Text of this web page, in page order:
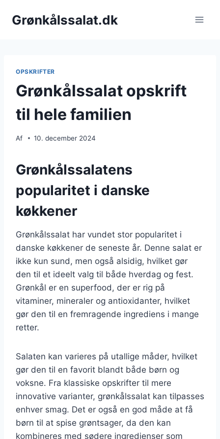
Grønkålssalat.dk
OPSKRIFTER
Grønkålssalat opskrift
til hele familien
Af 10. december 2024
Grønkålssalatens
popularitet i danske
køkkener
Grønkålssalat har vundet stor popularitet i
danske køkkener de seneste år. Denne salat er
ikke kun sund, men også alsidig, hvilket gør
den til et ideelt valg til både hverdag og fest.
Grønkål er en superfood, der er rig på
vitaminer, mineraler og antioxidanter, hvilket
gør den til en fremragende ingrediens i mange
retter.
Salaten kan varieres på utallige måder, hvilket
gør den til en favorit blandt både børn og
voksne. Fra klassiske opskrifter til mere
innovative varianter, grønkålssalat kan tilpasses
enhver smag. Det er også en god måde at få
børn til at spise grøntsager, da den kan
kombineres med sødere ingredienser som